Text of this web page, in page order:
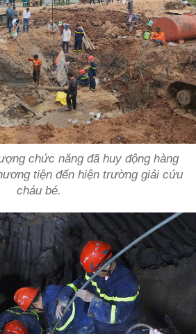
chức năng đã huy động hàng
tiện đến hiện trường giải cứu
cháu bé.